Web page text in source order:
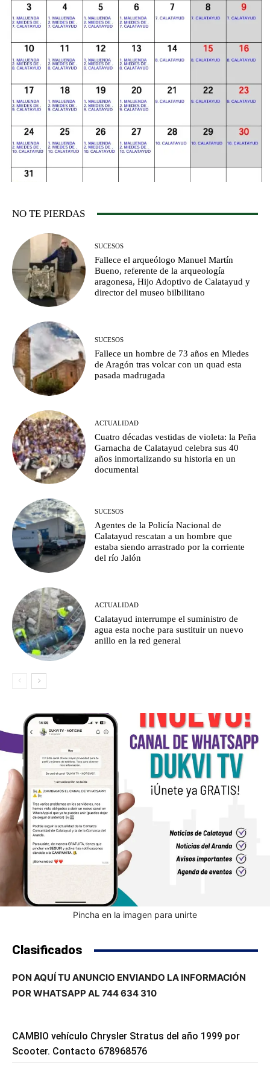
NO TE PIERDAS
SUCESOS
Fallece el arqueólogo Manuel Martín
Bueno, referente de la arqueología
aragonesa, Hijo Adoptivo de Calatayud y
director del museo bilbilitano
SUCESOS
Fallece un hombre de 73 años en Miedes
de Aragón tras volcar con un quad esta
pasada madrugada
ACTUALIDAD
Cuatro décadas vestidas de violeta: la Peña
Garnacha de Calatayud celebra sus 40
años inmortalizando su historia en un
documental
SUCESOS
Agentes de la Policía Nacional de
Calatayud rescatan a un hombre que
estaba siendo arrastrado por la corriente
del río Jalón
ACTUALIDAD
Calatayud interrumpe el suministro de
agua esta noche para sustituir un nuevo
anillo en la red general
Pincha en la imagen para unirte
Clasificados
PON AQUÍ TU ANUNCIO ENVIANDO LA INFORMACIÓN
POR WHATSAPP AL 744 634 310
CAMBIO vehículo Chrysler Stratus del año 1999 por
Scooter. Contacto 678968576